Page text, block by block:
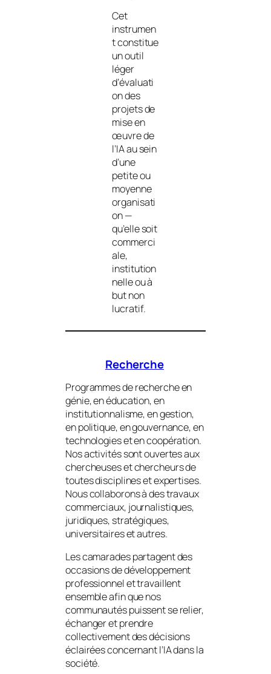
Cet
instrumen
t constitue
un outil
léger
d’évaluati
on des
projets de
mise en
œuvre de
l’IA au sein
d’une
petite ou
moyenne
organisati
on —
qu’elle soit
commerci
ale,
institution
nelle ou à
but non
lucratif.
Recherche
Programmes de recherche en
génie, en éducation, en
institutionnalisme, en gestion,
en politique, en gouvernance, en
technologies et en coopération.
Nos activités sont ouvertes aux
chercheuses et chercheurs de
toutes disciplines et expertises.
Nous collaborons à des travaux
commerciaux, journalistiques,
juridiques, stratégiques,
universitaires et autres.
Les camarades partagent des
occasions de développement
professionnel et travaillent
ensemble afin que nos
communautés puissent se relier,
échanger et prendre
collectivement des décisions
éclairées concernant l’IA dans la
société.